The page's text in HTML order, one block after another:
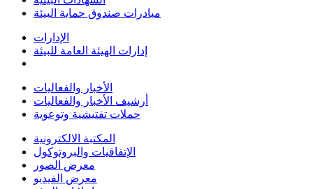
مبادرات صندوق حماية البيئة
الإدارات
إدارات الهيئة العامة للبيئة
الأخبار والفعاليات
أرشيف الأخبار والفعاليات
حملات تفتيشية وتوعوية
المكتبة الالكترونية
الإتفاقيات والبروتوكول
معرض الصور
معرض الفيديو